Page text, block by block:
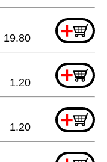
+
19.80
+
1.20
+
1.20